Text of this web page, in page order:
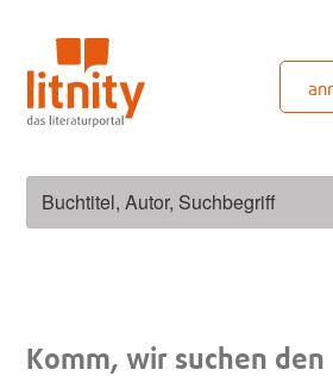
springen
Komm, wir suchen den